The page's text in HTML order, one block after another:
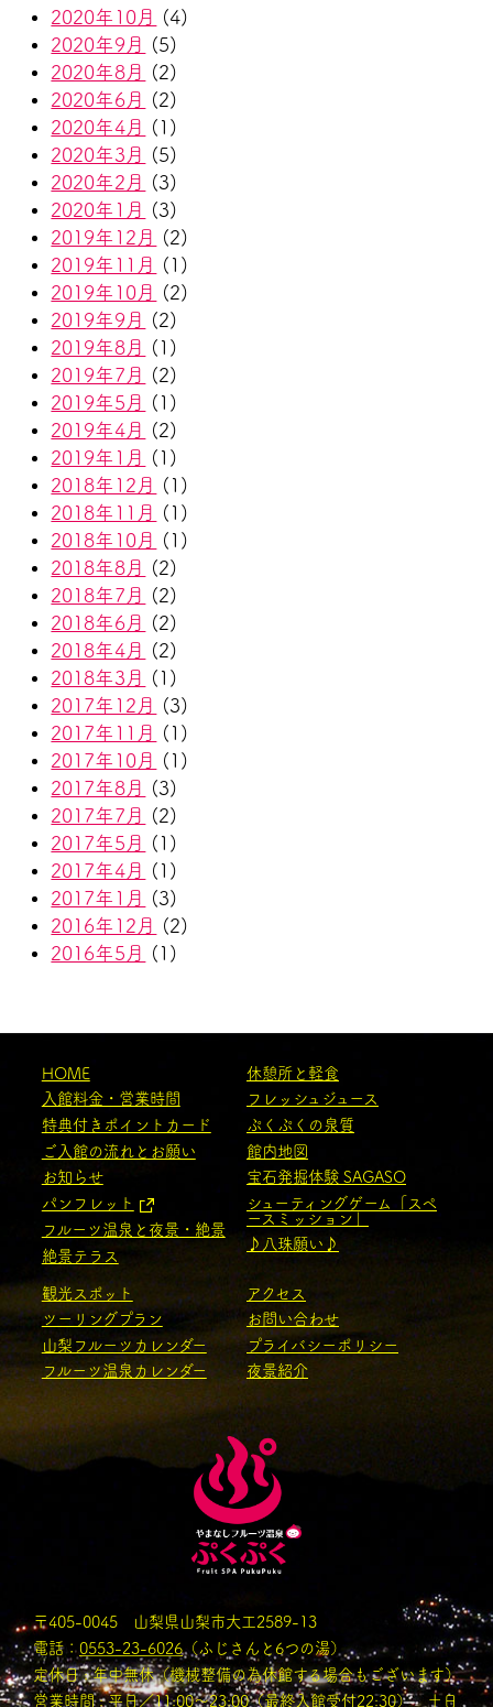
2020年10月
(4)
2020年9月
(5)
2020年8月
(2)
2020年6月
(2)
2020年4月
(1)
2020年3月
(5)
2020年2月
(3)
2020年1月
(3)
2019年12月
(2)
2019年11月
(1)
2019年10月
(2)
2019年9月
(2)
2019年8月
(1)
2019年7月
(2)
2019年5月
(1)
2019年4月
(2)
2019年1月
(1)
2018年12月
(1)
2018年11月
(1)
2018年10月
(1)
2018年8月
(2)
2018年7月
(2)
2018年6月
(2)
2018年4月
(2)
2018年3月
(1)
2017年12月
(3)
2017年11月
(1)
2017年10月
(1)
2017年8月
(3)
2017年7月
(2)
2017年5月
(1)
2017年4月
(1)
2017年1月
(3)
2016年12月
(2)
2016年5月
(1)
HOME
入館料金・営業時間
特典付きポイントカード
ご入館の流れとお願い
お知らせ
パンフレット
フルーツ温泉と夜景・絶景
絶景テラス
休憩所と軽食
フレッシュジュース
ぷくぷくの泉質
館内地図
宝石発掘体験 SAGASO
シューティングゲーム「スペ
ースミッション」
♪八珠願い♪
観光スポット
ツーリングプラン
山梨フルーツカレンダー
フルーツ温泉カレンダー
アクセス
お問い合わせ
プライバシーポリシー
夜景紹介
〒405-0045 山梨県山梨市大工2589-13
電話：0553-23-6026（ふじさんと6つの湯）
定休日 : 年中無休（機械整備の為休館する場合もございます）
営業時間 : 平日／11:00〜23:00（最終入館受付22:30） 土日